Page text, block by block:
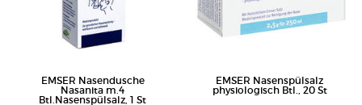
EMSER Nasendusche
Nasanita m.4
Btl.Nasenspülsalz, 1 St
EMSER Nasenspülsalz
physiologisch Btl., 20 St